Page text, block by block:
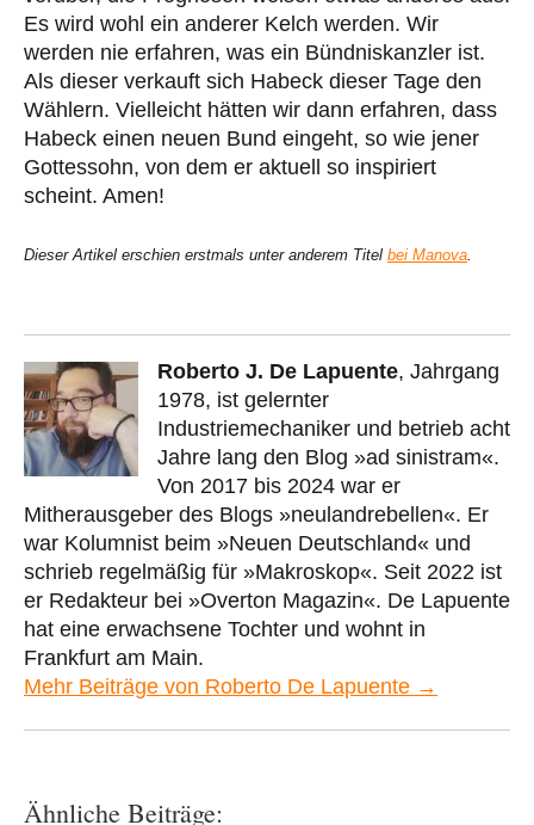
Es wird wohl ein anderer Kelch werden. Wir
werden nie erfahren, was ein Bündniskanzler ist.
Als dieser verkauft sich Habeck dieser Tage den
Wählern. Vielleicht hätten wir dann erfahren, dass
Habeck einen neuen Bund eingeht, so wie jener
Gottessohn, von dem er aktuell so inspiriert
scheint. Amen!
Dieser Artikel erschien erstmals unter anderem Titel bei Manova.
Roberto J. De Lapuente, Jahrgang
1978, ist gelernter
Industriemechaniker und betrieb acht
Jahre lang den Blog »ad sinistram«.
Von 2017 bis 2024 war er
Mitherausgeber des Blogs »neulandrebellen«. Er
war Kolumnist beim »Neuen Deutschland« und
schrieb regelmäßig für »Makroskop«. Seit 2022 ist
er Redakteur bei »Overton Magazin«. De Lapuente
hat eine erwachsene Tochter und wohnt in
Frankfurt am Main.
Mehr Beiträge von Roberto De Lapuente →
Ähnliche Beiträge: